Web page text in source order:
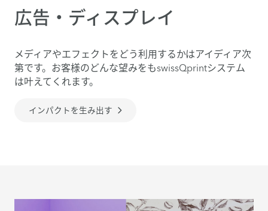
広告・ディスプレイ
メディアやエフェクトをどう利用するかはアイディア次
第です。お客様のどんな望みをもswissQprintシステム
は叶えてくれます。
インパクトを生み出す